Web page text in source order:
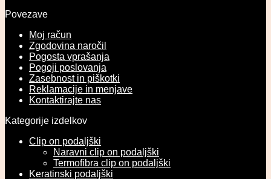
Povezave
Moj račun
Zgodovina naročil
Pogosta vprašanja
Pogoji poslovanja
Zasebnost in piškotki
Reklamacije in menjave
Kontaktirajte nas
Kategorije izdelkov
Clip on podaljški
Naravni clip on podaljški
Termofibra clip on podaljški
Keratinski podaljški